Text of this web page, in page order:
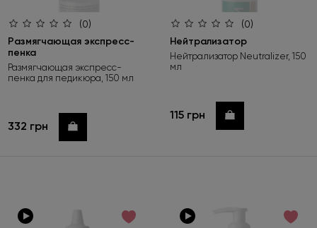
(0)
Размягчающая экспресс-
пенка
Размягчающая экспресс-
пенка для педикюра, 150 мл
332 грн Купить
(0)
Нейтрализатор
Нейтрализатор Neutralizer, 150
мл
115 грн Купить